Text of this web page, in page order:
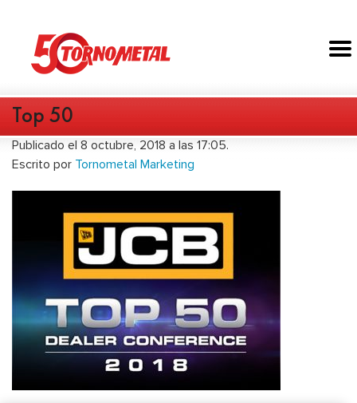
Top 50
Publicado el 8 octubre, 2018 a las 17:05.
Escrito por Tornometal Marketing